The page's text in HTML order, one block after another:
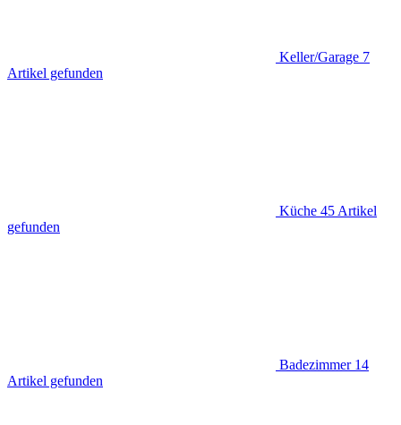
Keller/Garage 7
Artikel gefunden
Küche 45 Artikel
gefunden
Badezimmer 14
Artikel gefunden